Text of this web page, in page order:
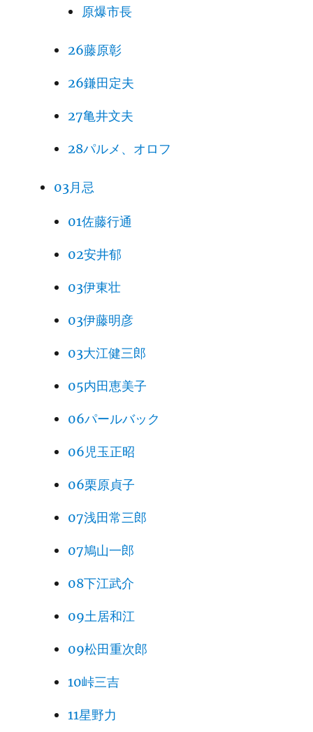
原爆市長
26藤原彰
26鎌田定夫
27亀井文夫
28パルメ、オロフ
03月忌
01佐藤行通
02安井郁
03伊東壮
03伊藤明彦
03大江健三郎
05内田恵美子
06パールバック
06児玉正昭
06栗原貞子
07浅田常三郎
07鳩山一郎
08下江武介
09土居和江
09松田重次郎
10峠三吉
11星野力